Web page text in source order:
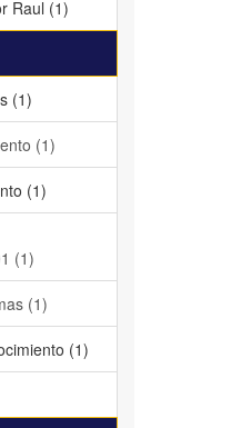
Raul (1)
(1)
(1)
(1)
(1)
(1)
(1)